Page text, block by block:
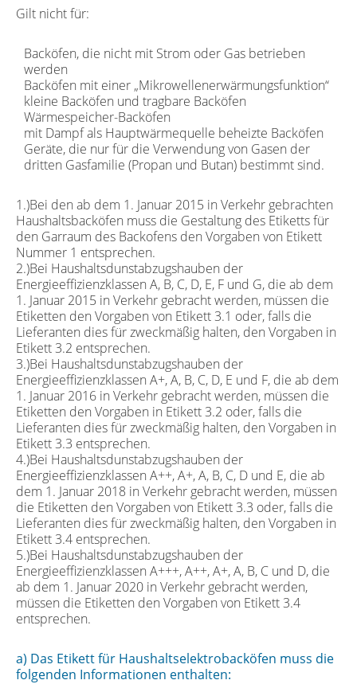
Gilt nicht für:
Backöfen, die nicht mit Strom oder Gas betrieben
werden
Backöfen mit einer „Mikrowellenerwärmungsfunktion“
kleine Backöfen und tragbare Backöfen
Wärmespeicher-Backöfen
mit Dampf als Hauptwärmequelle beheizte Backöfen
Geräte, die nur für die Verwendung von Gasen der
dritten Gasfamilie (Propan und Butan) bestimmt sind.
1.)Bei den ab dem 1. Januar 2015 in Verkehr gebrachten
Haushaltsbacköfen muss die Gestaltung des Etiketts für
den Garraum des Backofens den Vorgaben von Etikett
Nummer 1 entsprechen.
2.)Bei Haushaltsdunstabzugshauben der
Energieeffizienzklassen A, B, C, D, E, F und G, die ab dem
1. Januar 2015 in Verkehr gebracht werden, müssen die
Etiketten den Vorgaben von Etikett 3.1 oder, falls die
Lieferanten dies für zweckmäßig halten, den Vorgaben in
Etikett 3.2 entsprechen.
3.)Bei Haushaltsdunstabzugshauben der
Energieeffizienzklassen A+, A, B, C, D, E und F, die ab dem
1. Januar 2016 in Verkehr gebracht werden, müssen die
Etiketten den Vorgaben in Etikett 3.2 oder, falls die
Lieferanten dies für zweckmäßig halten, den Vorgaben in
Etikett 3.3 entsprechen.
4.)Bei Haushaltsdunstabzugshauben der
Energieeffizienzklassen A++, A+, A, B, C, D und E, die ab
dem 1. Januar 2018 in Verkehr gebracht werden, müssen
die Etiketten den Vorgaben von Etikett 3.3 oder, falls die
Lieferanten dies für zweckmäßig halten, den Vorgaben in
Etikett 3.4 entsprechen.
5.)Bei Haushaltsdunstabzugshauben der
Energieeffizienzklassen A+++, A++, A+, A, B, C und D, die
ab dem 1. Januar 2020 in Verkehr gebracht werden,
müssen die Etiketten den Vorgaben von Etikett 3.4
entsprechen.
a) Das Etikett für Haushaltselektrobacköfen muss die
folgenden Informationen enthalten: